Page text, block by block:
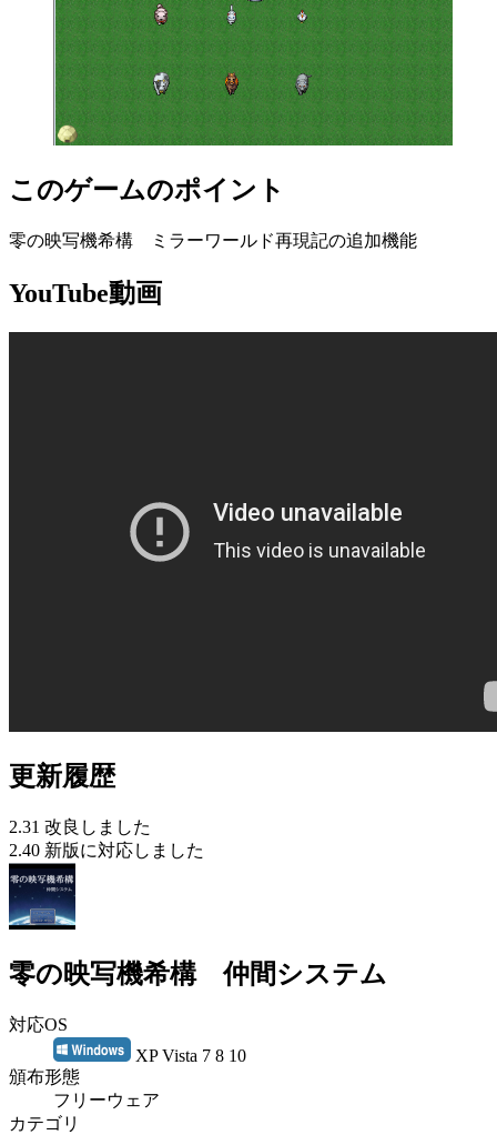
このゲームのポイント
零の映写機希構 ミラーワールド再現記の追加機能
YouTube動画
更新履歴
2.31 改良しました
2.40 新版に対応しました
零の映写機希構 仲間システム
対応OS
XP Vista 7 8 10
頒布形態
フリーウェア
カテゴリ